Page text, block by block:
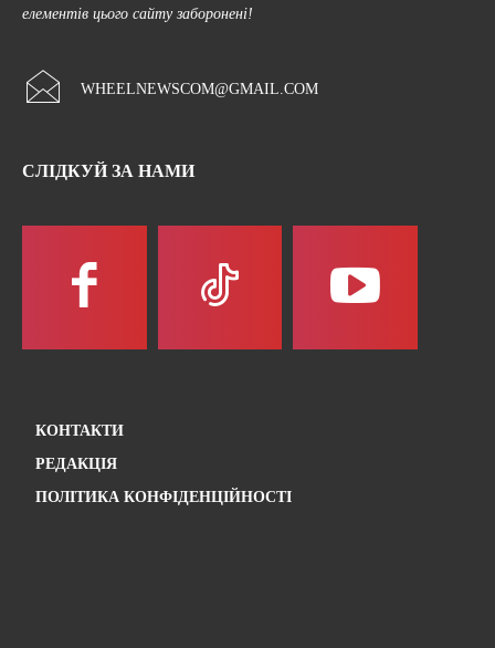
елементів цього сайту заборонені!
WHEELNEWSCOM@GMAIL.COM
СЛІДКУЙ ЗА НАМИ
КОНТАКТИ
РЕДАКЦІЯ
ПОЛІТИКА КОНФІДЕНЦІЙНОСТІ